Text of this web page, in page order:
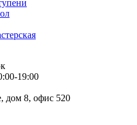
19:00
дом 8, офис 520